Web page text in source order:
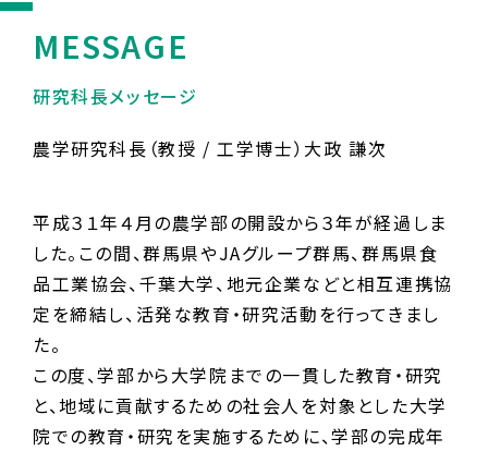
MESSAGE
研究科長メッセージ
農学研究科長（教授 / 工学博士） 大政 謙次
平成３１年４月の農学部の開設から３年が経過しま
した。この間、群馬県やJAグループ群馬、群馬県食
品工業協会、千葉大学、地元企業などと相互連携協
定を締結し、活発な教育・研究活動を行ってきまし
た。
この度、学部から大学院までの一貫した教育・研究
と、地域に貢献するための社会人を対象とした大学
院での教育・研究を実施するために、学部の完成年